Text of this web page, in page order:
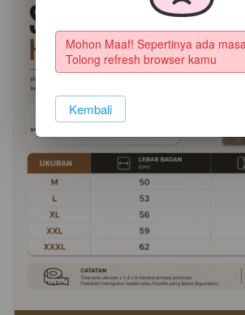
Mohon Maaf! Sepertinya ada
Tolong refresh browser kamu
`Kembali